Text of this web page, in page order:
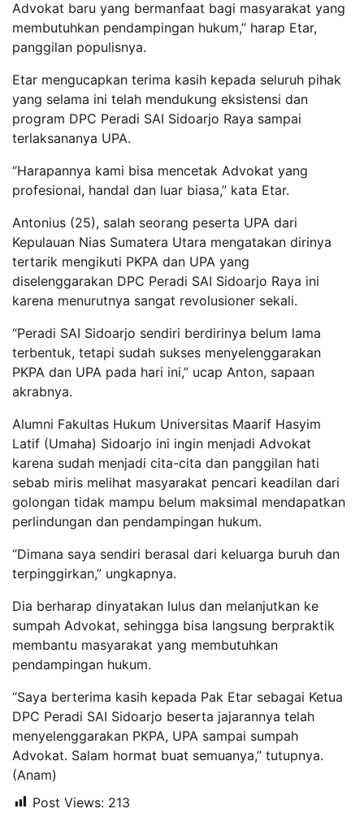
Advokat baru yang bermanfaat bagi masyarakat yang
membutuhkan pendampingan hukum,” harap Etar,
panggilan populisnya.
Etar mengucapkan terima kasih kepada seluruh pihak
yang selama ini telah mendukung eksistensi dan
program DPC Peradi SAI Sidoarjo Raya sampai
terlaksananya UPA.
“Harapannya kami bisa mencetak Advokat yang
profesional, handal dan luar biasa,” kata Etar.
Antonius (25), salah seorang peserta UPA dari
Kepulauan Nias Sumatera Utara mengatakan dirinya
tertarik mengikuti PKPA dan UPA yang
diselenggarakan DPC Peradi SAI Sidoarjo Raya ini
karena menurutnya sangat revolusioner sekali.
“Peradi SAI Sidoarjo sendiri berdirinya belum lama
terbentuk, tetapi sudah sukses menyelenggarakan
PKPA dan UPA pada hari ini,” ucap Anton, sapaan
akrabnya.
Alumni Fakultas Hukum Universitas Maarif Hasyim
Latif (Umaha) Sidoarjo ini ingin menjadi Advokat
karena sudah menjadi cita-cita dan panggilan hati
sebab miris melihat masyarakat pencari keadilan dari
golongan tidak mampu belum maksimal mendapatkan
perlindungan dan pendampingan hukum.
“Dimana saya sendiri berasal dari keluarga buruh dan
terpinggirkan,” ungkapnya.
Dia berharap dinyatakan lulus dan melanjutkan ke
sumpah Advokat, sehingga bisa langsung berpraktik
membantu masyarakat yang membutuhkan
pendampingan hukum.
“Saya berterima kasih kepada Pak Etar sebagai Ketua
DPC Peradi SAI Sidoarjo beserta jajarannya telah
menyelenggarakan PKPA, UPA sampai sumpah
Advokat. Salam hormat buat semuanya,” tutupnya.
(Anam)
Post Views: 213